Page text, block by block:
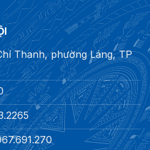
Thanh, phường Láng, TP